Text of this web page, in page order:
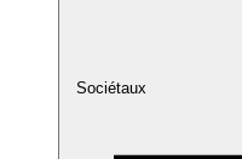
Sociétaux